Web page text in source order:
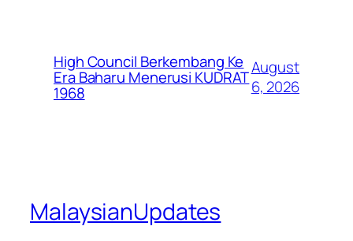
High Council Berkembang Ke
Era Baharu Menerusi KUDRAT
1968
August
6, 2026
MalaysianUpdates